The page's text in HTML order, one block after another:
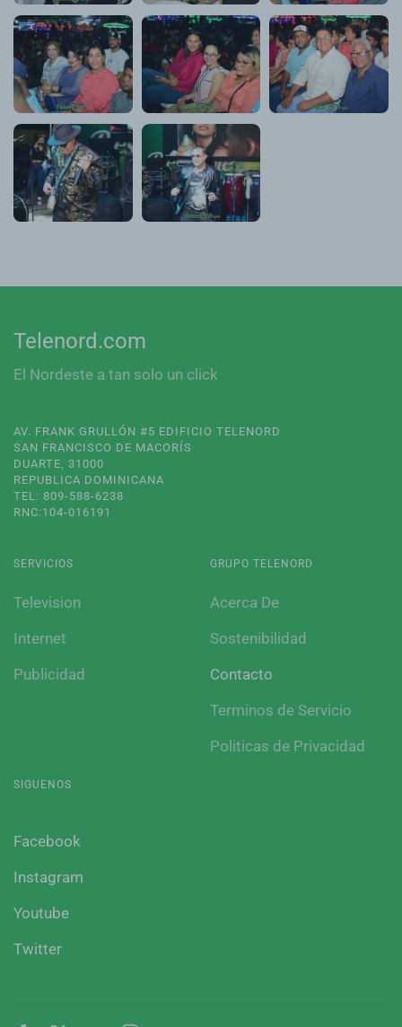
Telenord.com
El Nordeste a tan solo un click
AV. FRANK GRULLÓN #5 EDIFICIO TELENORD
SAN FRANCISCO DE MACORÍS
DUARTE, 31000
REPUBLICA DOMINICANA
TEL: 809-588-6238
RNC:104-016191
SERVICIOS
Television
Internet
Publicidad
GRUPO TELENORD
Acerca De
Sostenibilidad
Contacto
Terminos de Servicio
Politicas de Privacidad
SIGUENOS
Facebook
Instagram
Youtube
Twitter